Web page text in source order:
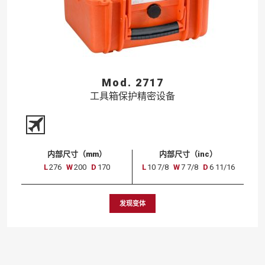
Mod. 2717
工具箱保护精密设备
内部尺寸（mm）
L276 W200 D 170
内部尺寸（inc）
L 10 7/8 W7 7/8 D 6 11/16
发现变体